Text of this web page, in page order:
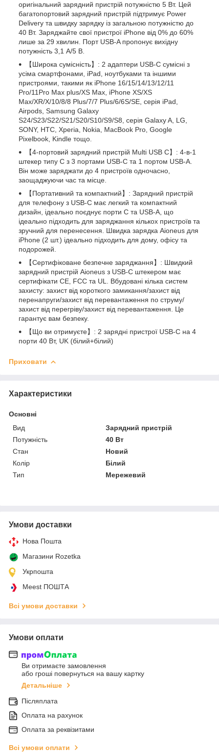
оригінальний зарядний пристрій потужністю 5 Вт. Цей
багатопортовий зарядний пристрій підтримує Power
Delivery та швидку зарядку із загальною потужністю до
40 Вт. Заряджайте свої пристрої iPhone від 0% до 60%
лише за 29 хвилин. Порт USB-A пропонує вихідну
потужність 3,1 А/5 В.
【Широка сумісність】: 2 адаптери USB-C сумісні з
усіма смартфонами, iPad, ноутбуками та іншими
пристроями, такими як iPhone 16/15/14/13/12/11
Pro/11Pro Max plus/XS Max, iPhone XS/XS
Max/XR/X/10/8/8 Plus/7/7 Plus/6/6S/SE, серія iPad,
Airpods, Samsung Galaxy
S24/S23/S22/S21/S20/S10/S9/S8, серія Galaxy A, LG,
SONY, HTC, Xperia, Nokia, MacBook Pro, Google
Pixelbook, Kindle тощо.
【4-портовий зарядний пристрій Multi USB C】: 4-в-1
штекер типу C з 3 портами USB-C та 1 портом USB-A.
Він може заряджати до 4 пристроїв одночасно,
заощаджуючи час та місце.
【Портативний та компактний】: Зарядний пристрій
для телефону з USB-C має легкий та компактний
дизайн, ідеально поєднує порти C та USB-A, що
ідеально підходить для заряджання кількох пристроїв та
зручний для перенесення. Швидка зарядка Aioneus для
iPhone (2 шт.) ідеально підходить для дому, офісу та
подорожей.
【Сертифіковане безпечне заряджання】: Швидкий
зарядний пристрій Aioneus з USB-C штекером має
сертифікати CE, FCC та UL. Вбудовані кілька систем
захисту: захист від короткого замикання/захист від
перенапруги/захист від перевантаження по струму/
захист від перегріву/захист від перевантаження. Це
гарантує вам безпеку.
【Що ви отримуєте】: 2 зарядні пристрої USB-C на 4
порти 40 Вт, UK (білий+білий)
Приховати
Характеристики
Основні
Вид
Зарядний пристрій
Потужність
40 Вт
Стан
Новий
Колір
Білий
Тип
Мережевий
Умови доставки
Нова Пошта
Магазини Rozetka
Укрпошта
Meest ПОШТА
Всі умови доставки
Умови оплати
Ви отримаєте замовлення
або гроші повернуться на вашу картку
Детальніше
Післяплата
Оплата на рахунок
Оплата за реквізитами
Всі умови оплати